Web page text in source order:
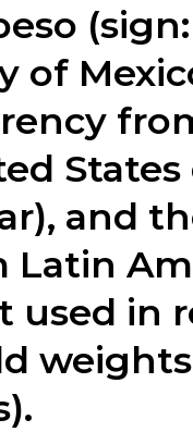
of
States
and
used in